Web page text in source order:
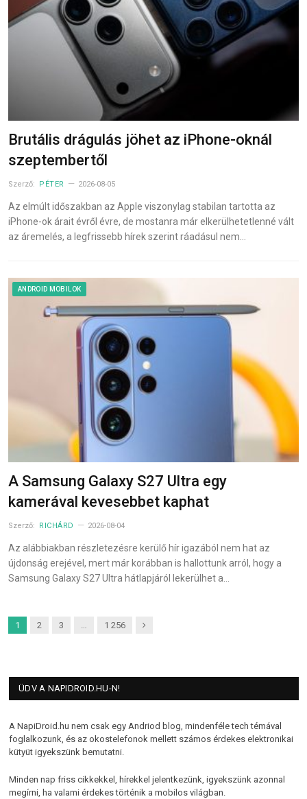
Brutális drágulás jöhet az iPhone-oknál
szeptembertől
Szerző: PÉTER 2026-08-05
Az elmúlt időszakban az Apple viszonylag stabilan tartotta az
iPhone-ok árait évről évre, de mostanra már elkerülhetetlenné vált
az áremelés, a legfrissebb hírek szerint ráadásul nem…
ANDROID MOBILOK
A Samsung Galaxy S27 Ultra egy
kamerával kevesebbet kaphat
Szerző: RICHÁRD 2026-08-04
Az alábbiakban részletezésre kerülő hír igazából nem hat az
újdonság erejével, mert már korábban is hallottunk arról, hogy a
Samsung Galaxy S27 Ultra hátlapjáról lekerülhet a…
1 2 3 … 1 256 Next
ÜDV A NAPIDROID.HU-N!
A NapiDroid.hu nem csak egy Andriod blog, mindenféle tech témával
foglalkozunk, és az okostelefonok mellett számos érdekes elektronikai
kütyüt igyekszünk bemutatni.
Minden nap friss cikkekkel, hírekkel jelentkezünk, igyekszünk azonnal
megírni, ha valami érdekes történik a mobilos világban.